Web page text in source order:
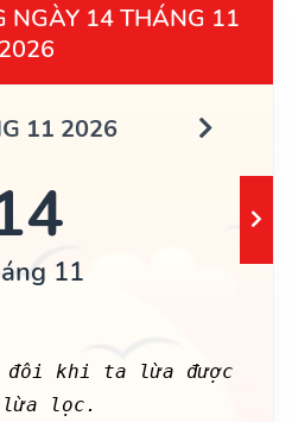
NGÀY 14 THÁNG 11
2026
11 2026
11
đôi khi ta lừa được
lọc.